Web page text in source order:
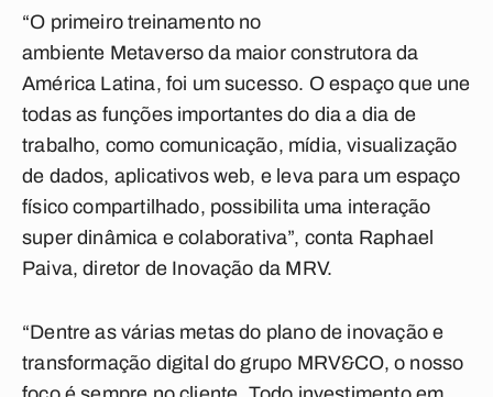
“O primeiro treinamento no
ambiente Metaverso da maior construtora da
América Latina, foi um sucesso. O espaço que une
todas as funções importantes do dia a dia de
trabalho, como comunicação, mídia, visualização
de dados, aplicativos web, e leva para um espaço
físico compartilhado, possibilita uma interação
super dinâmica e colaborativa”, conta Raphael
Paiva, diretor de Inovação da MRV.
“Dentre as várias metas do plano de inovação e
transformação digital do grupo MRV&CO, o nosso